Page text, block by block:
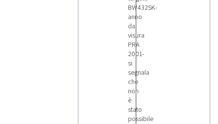
BW432SK-
anno
da
visura
PRA
2001-
si
segnala
che
non
è
stato
possibile